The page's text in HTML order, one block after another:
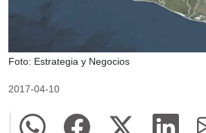
Foto: Estrategia y Negocios
2017-04-10